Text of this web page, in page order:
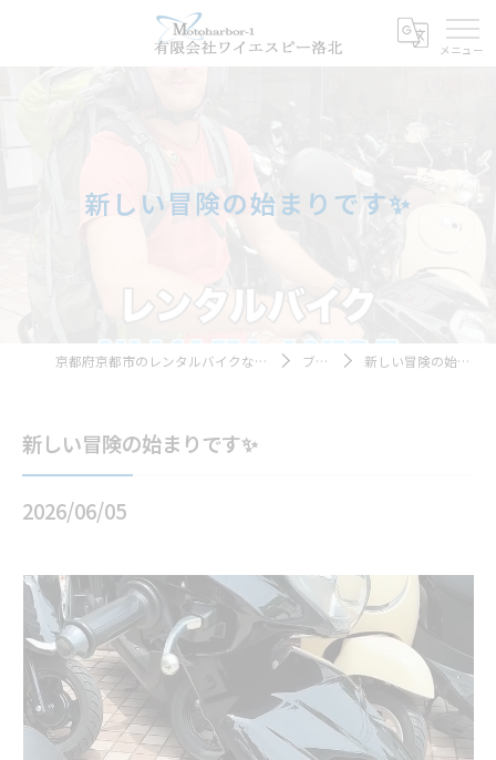
新しい冒険の始まりです✨
京都府京都市のレンタルバイクならモトハーバー１ ブログ 新しい冒険の始まりです✨
新しい冒険の始まりです✨
2026/06/05